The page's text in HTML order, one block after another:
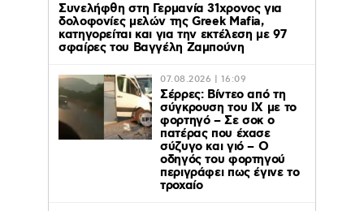
Συνελήφθη στη Γερμανία 31χρονος για
δολοφονίες μελών της Greek Mafia,
κατηγορείται και για την εκτέλεση με 97
σφαίρες του Βαγγέλη Ζαμπούνη
07.08.2026 | 16:09
Σέρρες: Βίντεο από τη
σύγκρουση του ΙΧ με το
φορτηγό – Σε σοκ ο
πατέρας που έχασε
σύζυγο και γιό – Ο
οδηγός του φορτηγού
περιγράφει πως έγινε το
τροχαίο